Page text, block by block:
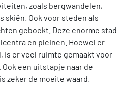
zoals bergwandelen,
skiën. Ook voor steden als
geboekt. Deze enorme stad
en pleinen. Hoewel er
is er veel ruimte gemaakt voor
een uitstapje naar de
zeker de moeite waard.